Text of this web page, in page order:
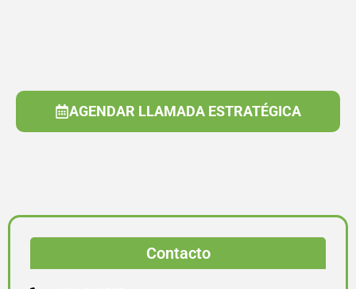
AGENDAR LLAMADA ESTRATÉGICA
Contacto